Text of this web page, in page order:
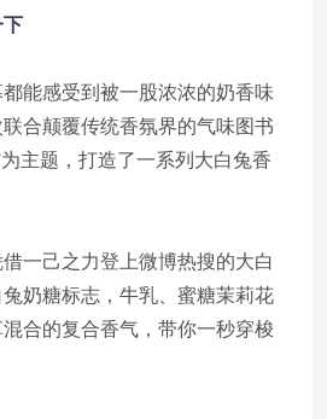
下
能感受到被一股浓浓的奶香味
合颠覆传统香氛界的气味图书
主题，打造了一系列大白兔香
一己之力登上微博热搜的大白
奶糖标志，牛乳、蜜糖茉莉花
合的复合香气，带你一秒穿梭